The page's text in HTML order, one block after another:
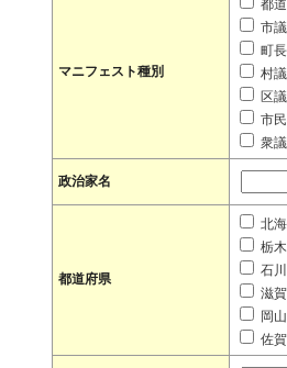
マニフェスト種別
都
市
町
村
区
市
衆
政治家名
都道府県
北
栃
石
滋
岡
佐